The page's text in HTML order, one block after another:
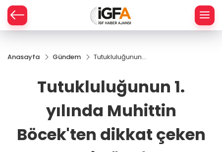
Anasayfa Gündem
Tutukluluğunun 1.
çeken mesaj...
"Vefasız
menfaatçileri
unutmayacağız"
Tutukluluğunun 1.
yılında Muhittin
Böcek'ten dikkat çeken